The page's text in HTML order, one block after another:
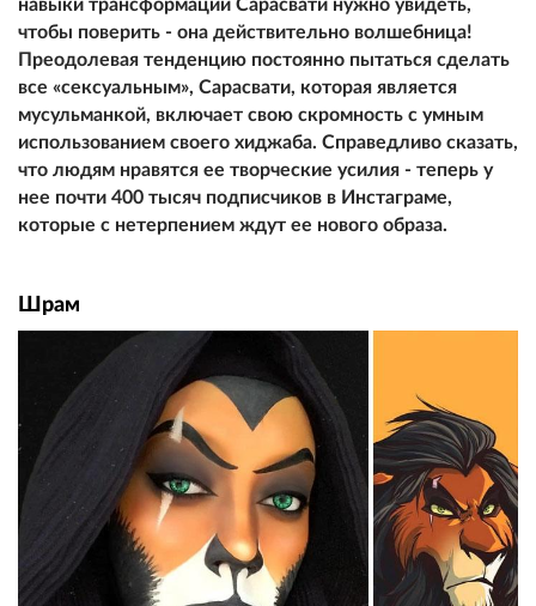
навыки трансформации Сарасвати нужно увидеть,
чтобы поверить - она ​​действительно волшебница!
Преодолевая тенденцию постоянно пытаться сделать
все «ceкcyaльным», Сарасвати, которая является
мусульманкой, включает свою скромность с умным
использованием своего хиджаба. Справедливо сказать,
что людям нравятся ее творческие усилия - теперь у
нее почти 400 тысяч подписчиков в Инстаграме,
которые с нетерпением ждут ее нового образа.
Шрам